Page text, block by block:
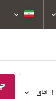
1 اتاق